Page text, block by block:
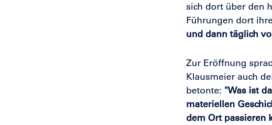
sich dort über den
Führungen dort
und dann täglich
Zur Eröffnung
Klausmeier auch
betonte: "Was ist
materiellen
dem Ort passieren